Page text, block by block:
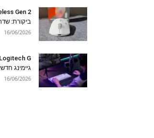
Gen 2
ביקורת:
16/06/2026
גיימינג
16/06/2026